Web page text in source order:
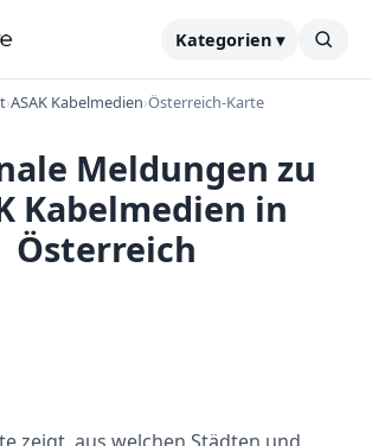
Kategorien ▾
›ASAK Kabelmedien›Österreich-Karte
Meldungen zu
Kabelmedien in
Österreich